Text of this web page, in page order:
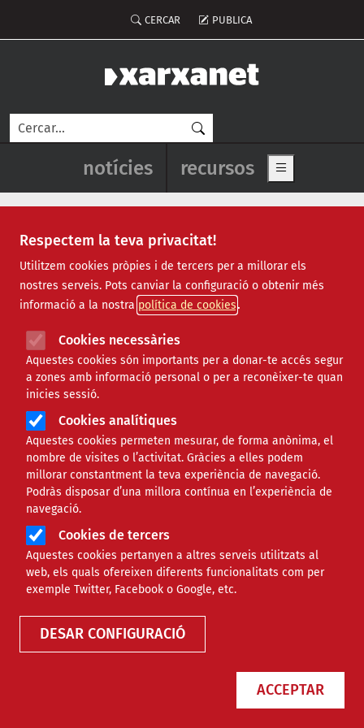
Respectem la teva privacitat!
Utilitzem cookies pròpies i de tercers per a millorar els
nostres serveis. Pots canviar la configuració o obtenir més
informació a la nostra política de cookies
Cookies necessàries
Aquestes cookies són importants per a donar-te accés segur
a zones amb informació personal o per a reconèixer-te quan
inicies sessió.
Cookies analítiques
Aquestes cookies permeten mesurar, de forma anònima, el
nombre de visites o l’activitat. Gràcies a elles podem
millorar constantment la teva experiència de navegació.
Podràs disposar d’una millora contínua en l’experiència de
navegació.
Cookies de tercers
Aquestes cookies pertanyen a altres serveis utilitzats al
web, els quals ofereixen diferents funcionalitats com per
exemple Twitter, Facebook o Google, etc.
DESAR CONFIGURACIÓ
ACCEPTAR
Menú del compte d'usuari
CERCAR PUBLICA
Cerca
Navegació principal de
notícies recursos Show main
Notícies
Totes | Ambiental | Comunitari | Cultural | Social
|
Internacional | Projectes | Jurídic | Tecnològic
Formació